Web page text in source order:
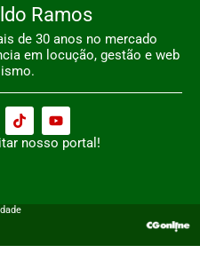
Ramos
de 30 anos no mercado
em locução, gestão e web
nosso portal!